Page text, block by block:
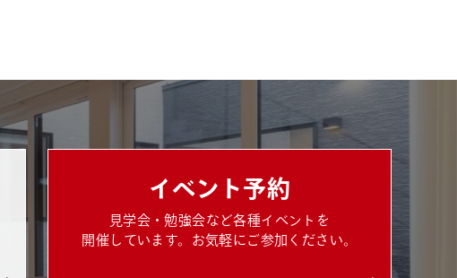
イベント予約
見学会・勉強会など各種イベントを
開催しています。お気軽にご参加ください。